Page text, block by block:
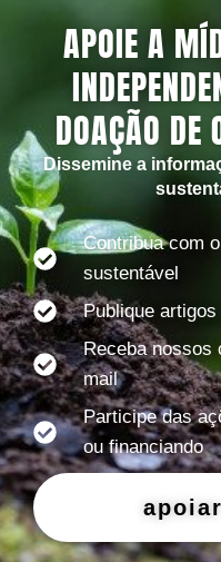
APOIE A
DOAÇÃO DE
Dissemine a
Contribua com
sustentável
Publique
Receba nossos
mail
Participe das
ou financiando